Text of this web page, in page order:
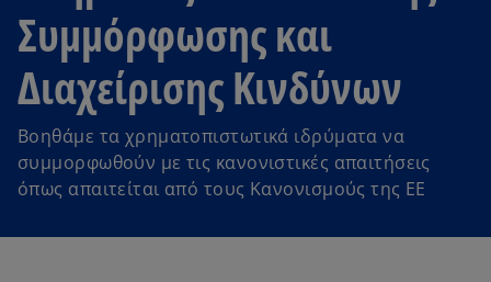
Συμμόρφωσης και
Διαχείρισης Κινδύνων
Βοηθάμε τα χρηματοπιστωτικά ιδρύματα να
συμμορφωθούν με τις κανονιστικές απαιτήσεις
όπως απαιτείται από τους Κανονισμούς της ΕΕ